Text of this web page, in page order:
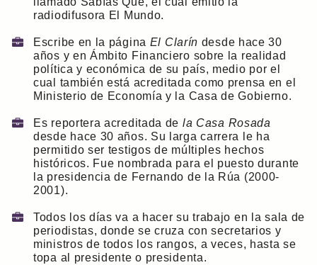
radiodifusora El Mundo.
Escribe en la página El Clarín desde hace 30
años y en Ámbito Financiero sobre la realidad
política y económica de su país, medio por el
cual también está acreditada como prensa en el
Ministerio de Economía y la Casa de Gobierno.
Es reportera acreditada de la Casa Rosada
desde hace 30 años. Su larga carrera le ha
permitido ser testigos de múltiples hechos
históricos. Fue nombrada para el puesto durante
la presidencia de Fernando de la Rúa (2000-
2001).
Todos los días va a hacer su trabajo en la sala de
periodistas, donde se cruza con secretarios y
ministros de todos los rangos, a veces, hasta se
topa al presidente o presidenta.